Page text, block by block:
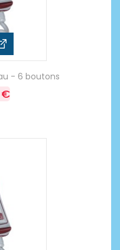
- 6 boutons
€